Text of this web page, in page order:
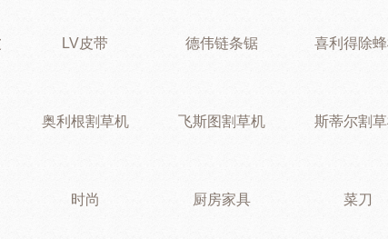
LV皮带 德伟链条锯 喜利得除
奥利根割草机 飞斯图割草机 斯蒂尔割
时尚 厨房家具 菜刀